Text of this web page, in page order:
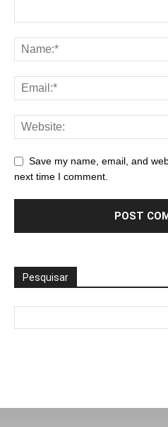
Save my name, email, and
next time I comment.
Pesquisar